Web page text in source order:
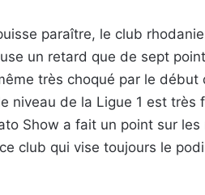
paraître, le club
un retard que de sept
très choqué par le début
niveau de la Ligue 1 est très
Show a fait un point sur les
club qui vise toujours le